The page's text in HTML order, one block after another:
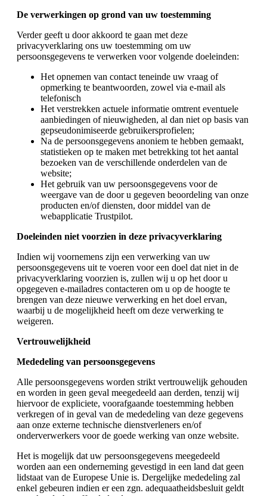
De verwerkingen op grond van uw toestemming
Verder geeft u door akkoord te gaan met deze
privacyverklaring ons uw toestemming om uw
persoonsgegevens te verwerken voor volgende doeleinden:
Het opnemen van contact teneinde uw vraag of
opmerking te beantwoorden, zowel via e-mail als
telefonisch
Het verstrekken actuele informatie omtrent eventuele
aanbiedingen of nieuwigheden, al dan niet op basis van
gepseudonimiseerde gebruikersprofielen;
Na de persoonsgegevens anoniem te hebben gemaakt,
statistieken op te maken met betrekking tot het aantal
bezoeken van de verschillende onderdelen van de
website;
Het gebruik van uw persoonsgegevens voor de
weergave van de door u gegeven beoordeling van onze
producten en/of diensten, door middel van de
webapplicatie Trustpilot.
Doeleinden niet voorzien in deze privacyverklaring
Indien wij voornemens zijn een verwerking van uw
persoonsgegevens uit te voeren voor een doel dat niet in de
privacyverklaring voorzien is, zullen wij u op het door u
opgegeven e-mailadres contacteren om u op de hoogte te
brengen van deze nieuwe verwerking en het doel ervan,
waarbij u de mogelijkheid heeft om deze verwerking te
weigeren.
Vertrouwelijkheid
Mededeling van persoonsgegevens
Alle persoonsgegevens worden strikt vertrouwelijk gehouden
en worden in geen geval meegedeeld aan derden, tenzij wij
hiervoor de expliciete, voorafgaande toestemming hebben
verkregen of in geval van de mededeling van deze gegevens
aan onze externe technische dienstverleners en/of
onderverwerkers voor de goede werking van onze website.
Het is mogelijk dat uw persoonsgegevens meegedeeld
worden aan een onderneming gevestigd in een land dat geen
lidstaat van de Europese Unie is. Dergelijke mededeling zal
enkel gebeuren indien er een zgn. adequaatheidsbesluit geldt